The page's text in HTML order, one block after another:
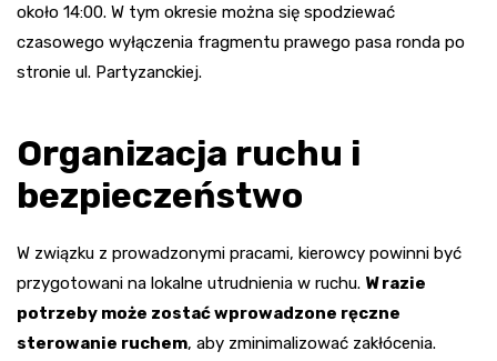
około 14:00. W tym okresie można się spodziewać
czasowego wyłączenia fragmentu prawego pasa ronda po
stronie ul. Partyzanckiej.
Organizacja ruchu i
bezpieczeństwo
W związku z prowadzonymi pracami, kierowcy powinni być
przygotowani na lokalne utrudnienia w ruchu. W razie
potrzeby może zostać wprowadzone ręczne
sterowanie ruchem, aby zminimalizować zakłócenia.